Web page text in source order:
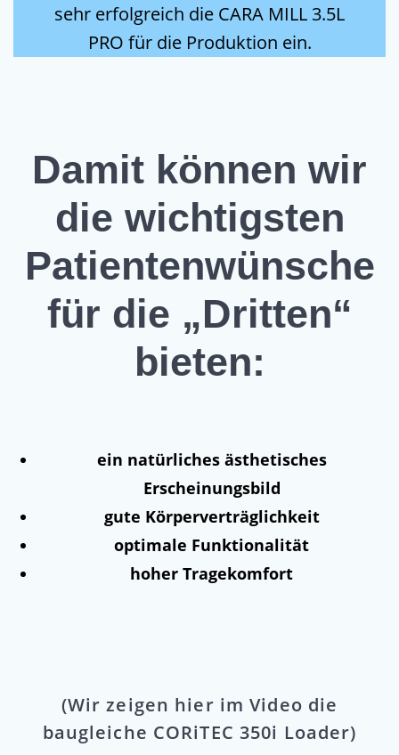
sehr erfolgreich die CARA MILL 3.5L
PRO für die Produktion ein.
Damit können wir
die wichtigsten
Patientenwünsche
für die „Dritten“
bieten:
ein natürliches ästhetisches
Erscheinungsbild
gute Körperverträglichkeit
optimale Funktionalität
hoher Tragekomfort
(Wir zeigen hier im Video die
baugleiche CORiTEC 350i Loader)